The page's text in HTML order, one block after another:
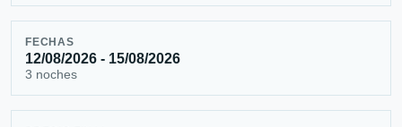
FECHAS
12/08/2026 - 15/08/2026
3 noches